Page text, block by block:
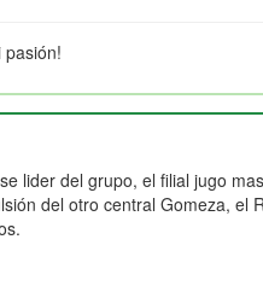
pasión!
lider del grupo, el filial jugo
del otro central Gomeza,